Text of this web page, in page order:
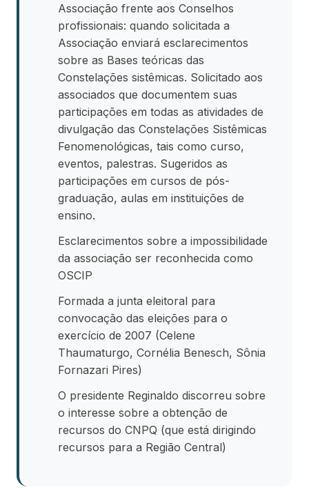
Associação frente aos Conselhos
profissionais: quando solicitada a
Associação enviará esclarecimentos
sobre as Bases teóricas das
Constelações sistêmicas. Solicitado aos
associados que documentem suas
participações em todas as atividades de
divulgação das Constelações Sistêmicas
Fenomenológicas, tais como curso,
eventos, palestras. Sugeridos as
participações em cursos de pós-
graduação, aulas em instituições de
ensino.
Esclarecimentos sobre a impossibilidade
da associação ser reconhecida como
OSCIP
Formada a junta eleitoral para
convocação das eleições para o
exercício de 2007 (Celene
Thaumaturgo, Cornélia Benesch, Sônia
Fornazari Pires)
O presidente Reginaldo discorreu sobre
o interesse sobre a obtenção de
recursos do CNPQ (que está dirigindo
recursos para a Região Central)